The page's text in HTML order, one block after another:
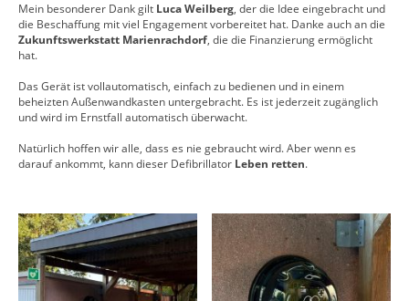
Mein besonderer Dank gilt Luca Weilberg, der die Idee eingebracht und
die Beschaffung mit viel Engagement vorbereitet hat. Danke auch an die
Zukunftswerkstatt Marienrachdorf, die die Finanzierung ermöglicht
hat.
Das Gerät ist vollautomatisch, einfach zu bedienen und in einem
beheizten Außenwandkasten untergebracht. Es ist jederzeit zugänglich
und wird im Ernstfall automatisch überwacht.
Natürlich hoffen wir alle, dass es nie gebraucht wird. Aber wenn es
darauf ankommt, kann dieser Defibrillator Leben retten.